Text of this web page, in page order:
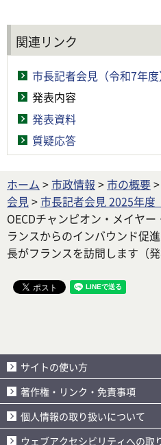
関連リンク
市長記者会見（令和7年度
発表内容
発表資料
質疑応答
ホーム >市政情報 >市の概要>
会見>市長記者会見 2025年度
OECDチャンピオン・メイヤ
ランスからのインバウンド促
長がフランスを訪問します（発
サイトの使い方
著作権・リンク・免責事項
個人情報の取り扱いについて
ウェブアクセシビリティへの取